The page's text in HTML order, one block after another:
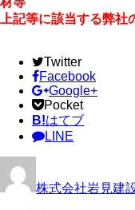
上記等に該当する弊
Twitter
Facebook
Google+
Pocket
B!はてブ
LINE
株式会社岩見建